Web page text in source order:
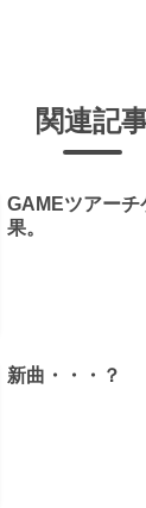
関連記
GAMEツアーチ
果。
新曲・・・？